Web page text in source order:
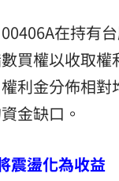
在持有
買權以收取權
利金分佈相對
金缺口。
盪化為收益